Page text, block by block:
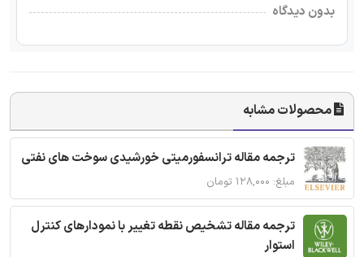
بدون دیدگاه
محصولات مشابه
ترجمه مقاله ترانسفورمیتی خورشیدی سوخت های نفتی
مبلغ: ۱۲۸,۰۰۰ تومان
ترجمه مقاله تشخیص نقطه تغییر با نمودارهای کنترل
استوار